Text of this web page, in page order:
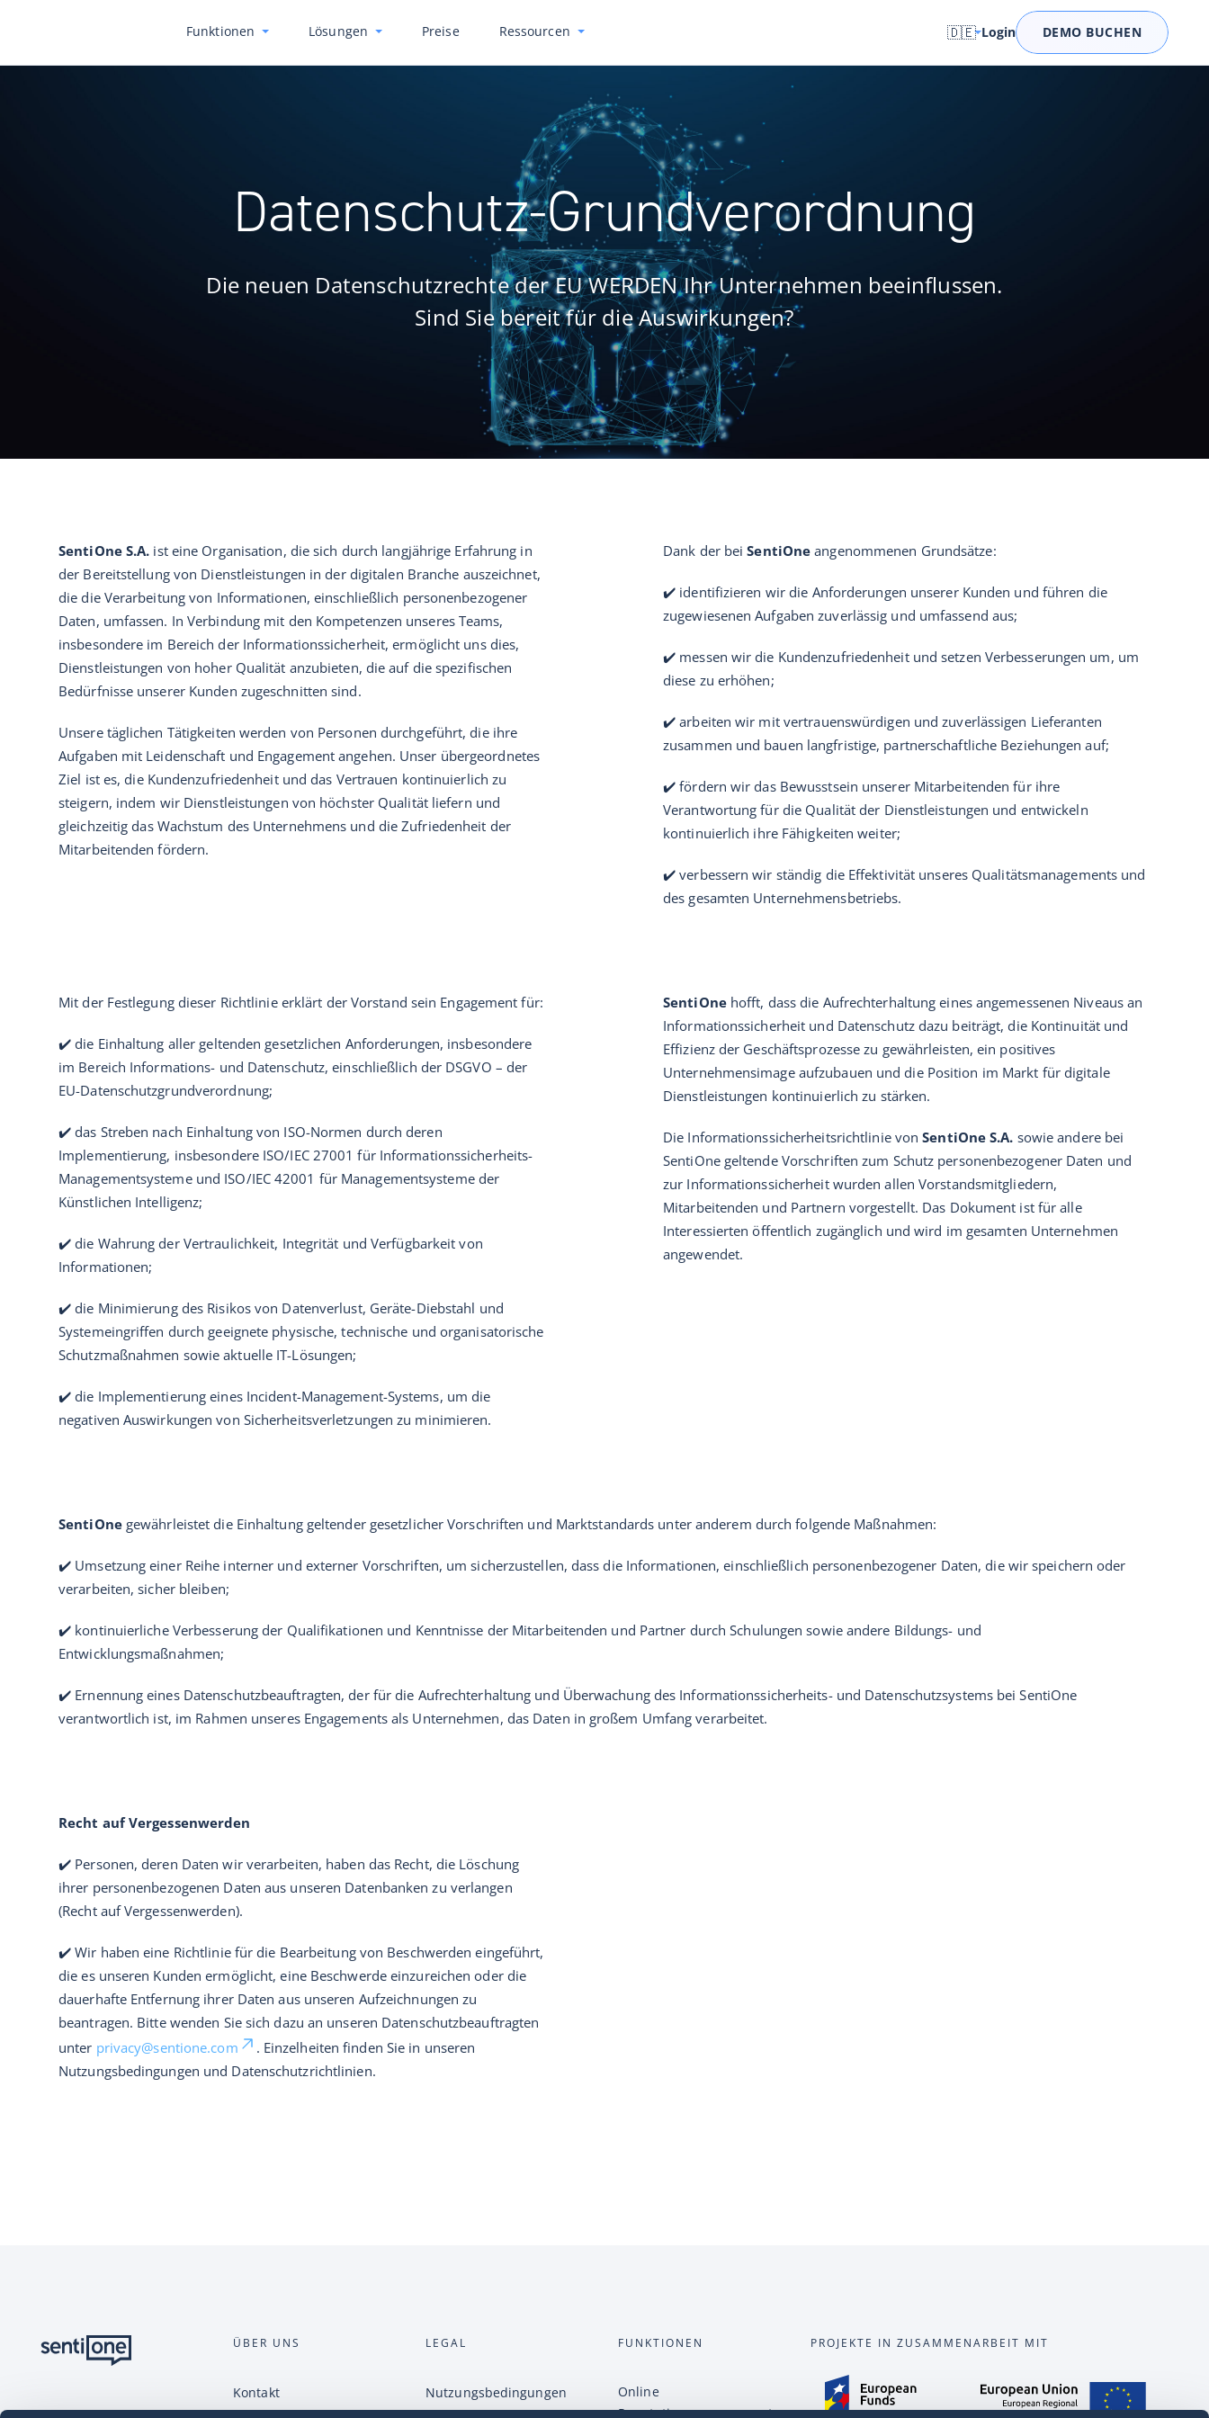
Funktionen Lösungen Preise Ressourcen 🇩🇪 Login DEMO BUCHEN
Datenschutz-Grundverordnung
Die neuen Datenschutzrechte der EU WERDEN Ihr Unternehmen beeinflussen.
Sind Sie bereit für die Auswirkungen?
SentiOne S.A. ist eine Organisation, die sich durch langjährige Erfahrung in
der Bereitstellung von Dienstleistungen in der digitalen Branche auszeichnet,
die die Verarbeitung von Informationen, einschließlich personenbezogener
Daten, umfassen. In Verbindung mit den Kompetenzen unseres Teams,
insbesondere im Bereich der Informationssicherheit, ermöglicht uns dies,
Dienstleistungen von hoher Qualität anzubieten, die auf die spezifischen
Bedürfnisse unserer Kunden zugeschnitten sind.
Unsere täglichen Tätigkeiten werden von Personen durchgeführt, die ihre
Aufgaben mit Leidenschaft und Engagement angehen. Unser übergeordnetes
Ziel ist es, die Kundenzufriedenheit und das Vertrauen kontinuierlich zu
steigern, indem wir Dienstleistungen von höchster Qualität liefern und
gleichzeitig das Wachstum des Unternehmens und die Zufriedenheit der
Mitarbeitenden fördern.
Dank der beiSentiOneangenommenen Grundsätze:
✔️ identifizieren wir die Anforderungen unserer Kunden und führen die
zugewiesenen Aufgaben zuverlässig und umfassend aus;
✔️ messen wir die Kundenzufriedenheit und setzen Verbesserungen um, um
diese zu erhöhen;
✔️ arbeiten wir mit vertrauenswürdigen und zuverlässigen Lieferanten
zusammen und bauen langfristige, partnerschaftliche Beziehungen auf;
✔️ fördern wir das Bewusstsein unserer Mitarbeitenden für ihre
Verantwortung für die Qualität der Dienstleistungen und entwickeln
kontinuierlich ihre Fähigkeiten weiter;
✔️ verbessern wir ständig die Effektivität unseres Qualitätsmanagements und
des gesamten Unternehmensbetriebs.
Mit der Festlegung dieser Richtlinie erklärt der Vorstand sein Engagement für:
✔️ die Einhaltung aller geltenden gesetzlichen Anforderungen, insbesondere
im Bereich Informations- und Datenschutz, einschließlich der DSGVO – der
EU-Datenschutzgrundverordnung;
✔️ das Streben nach Einhaltung von ISO-Normen durch deren
Implementierung, insbesondere ISO/IEC 27001 für Informationssicherheits-
Managementsysteme und ISO/IEC 42001 für Managementsysteme der
Künstlichen Intelligenz;
✔️ die Wahrung der Vertraulichkeit, Integrität und Verfügbarkeit von
Informationen;
✔️ die Minimierung des Risikos von Datenverlust, Geräte-Diebstahl und
Systemeingriffen durch geeignete physische, technische und organisatorische
Schutzmaßnahmen sowie aktuelle IT-Lösungen;
✔️ die Implementierung eines Incident-Management-Systems, um die
negativen Auswirkungen von Sicherheitsverletzungen zu minimieren.
SentiOnehofft, dass die Aufrechterhaltung eines angemessenen Niveaus an
Informationssicherheit und Datenschutz dazu beiträgt, die Kontinuität und
Effizienz der Geschäftsprozesse zu gewährleisten, ein positives
Unternehmensimage aufzubauen und die Position im Markt für digitale
Dienstleistungen kontinuierlich zu stärken.
Die Informationssicherheitsrichtlinie vonSentiOne S.A. sowie andere bei
SentiOne geltende Vorschriften zum Schutz personenbezogener Daten und
zur Informationssicherheit wurden allen Vorstandsmitgliedern,
Mitarbeitenden und Partnern vorgestellt. Das Dokument ist für alle
Interessierten öffentlich zugänglich und wird im gesamten Unternehmen
angewendet.
SentiOnegewährleistet die Einhaltung geltender gesetzlicher Vorschriften und Marktstandards unter anderem durch folgende Maßnahmen:
✔️ Umsetzung einer Reihe interner und externer Vorschriften, um sicherzustellen, dass die Informationen, einschließlich personenbezogener Daten, die wir speichern oder
verarbeiten, sicher bleiben;
✔️ kontinuierliche Verbesserung der Qualifikationen und Kenntnisse der Mitarbeitenden und Partner durch Schulungen sowie andere Bildungs- und
Entwicklungsmaßnahmen;
✔️ Ernennung eines Datenschutzbeauftragten, der für die Aufrechterhaltung und Überwachung des Informationssicherheits- und Datenschutzsystems bei SentiOne
verantwortlich ist, im Rahmen unseres Engagements als Unternehmen, das Daten in großem Umfang verarbeitet.
Recht auf Vergessenwerden
✔️ Personen, deren Daten wir verarbeiten, haben das Recht, die Löschung
ihrer personenbezogenen Daten aus unseren Datenbanken zu verlangen
(Recht auf Vergessenwerden).
✔️ Wir haben eine Richtlinie für die Bearbeitung von Beschwerden eingeführt,
die es unseren Kunden ermöglicht, eine Beschwerde einzureichen oder die
dauerhafte Entfernung ihrer Daten aus unseren Aufzeichnungen zu
beantragen. Bitte wenden Sie sich dazu an unseren Datenschutzbeauftragten
unter privacy@sentione.com
. Einzelheiten finden Sie in unseren
Nutzungsbedingungen und Datenschutzrichtlinien.
ÜBER UNS
Kontakt
LEGAL
Nutzungsbedingungen
FUNKTIONEN
Online
Reputationsmanagement
PROJEKTE IN ZUSAMMENARBEIT MIT